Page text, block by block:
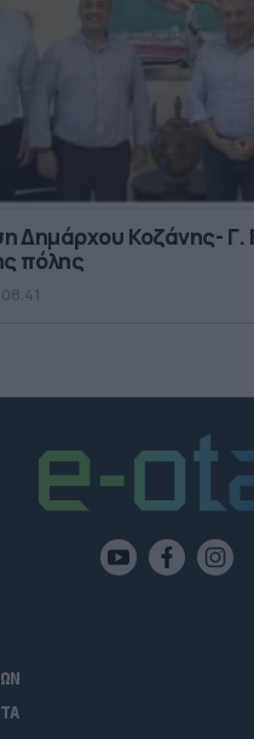
Δημάρχου Κοζάνης- Γ.
πόλης